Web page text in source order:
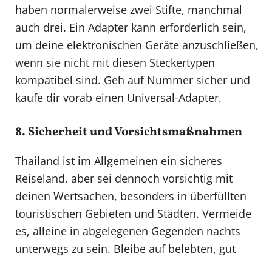
haben normalerweise zwei Stifte, manchmal
auch drei. Ein Adapter kann erforderlich sein,
um deine elektronischen Geräte anzuschließen,
wenn sie nicht mit diesen Steckertypen
kompatibel sind. Geh auf Nummer sicher und
kaufe dir vorab einen Universal-Adapter.
8. Sicherheit und Vorsichtsmaßnahmen
Thailand ist im Allgemeinen ein sicheres
Reiseland, aber sei dennoch vorsichtig mit
deinen Wertsachen, besonders in überfüllten
touristischen Gebieten und Städten. Vermeide
es, alleine in abgelegenen Gegenden nachts
unterwegs zu sein. Bleibe auf belebten, gut